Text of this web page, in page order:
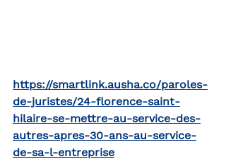
https://smartlink.ausha.co/paroles-
de-juristes/24-florence-saint-
hilaire-se-mettre-au-service-des-
autres-apres-30-ans-au-service-
de-sa-l-entreprise